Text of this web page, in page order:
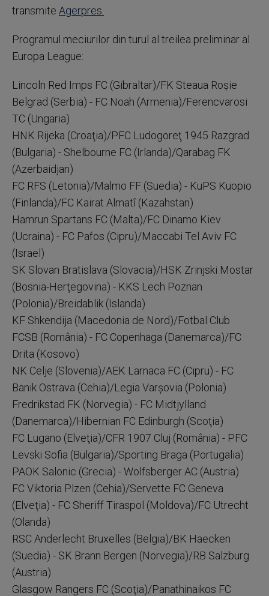
transmite Agerpres.
Programul meciurilor din turul al treilea preliminar al
Europa League:
Lincoln Red Imps FC (Gibraltar)/FK Steaua Roşie
Belgrad (Serbia) - FC Noah (Armenia)/Ferencvarosi
TC (Ungaria)
HNK Rijeka (Croaţia)/PFC Ludogoreţ 1945 Razgrad
(Bulgaria) - Shelbourne FC (Irlanda)/Qarabag FK
(Azerbaidjan)
FC RFS (Letonia)/Malmo FF (Suedia) - KuPS Kuopio
(Finlanda)/FC Kairat Almatî (Kazahstan)
Hamrun Spartans FC (Malta)/FC Dinamo Kiev
(Ucraina) - FC Pafos (Cipru)/Maccabi Tel Aviv FC
(Israel)
SK Slovan Bratislava (Slovacia)/HSK Zrinjski Mostar
(Bosnia-Herţegovina) - KKS Lech Poznan
(Polonia)/Breidablik (Islanda)
KF Shkendija (Macedonia de Nord)/Fotbal Club
FCSB (România) - FC Copenhaga (Danemarca)/FC
Drita (Kosovo)
NK Celje (Slovenia)/AEK Larnaca FC (Cipru) - FC
Banik Ostrava (Cehia)/Legia Varşovia (Polonia)
Fredrikstad FK (Norvegia) - FC Midtjylland
(Danemarca)/Hibernian FC Edinburgh (Scoţia)
FC Lugano (Elveţia)/CFR 1907 Cluj (România) - PFC
Levski Sofia (Bulgaria)/Sporting Braga (Portugalia)
PAOK Salonic (Grecia) - Wolfsberger AC (Austria)
FC Viktoria Plzen (Cehia)/Servette FC Geneva
(Elveţia) - FC Sheriff Tiraspol (Moldova)/FC Utrecht
(Olanda)
RSC Anderlecht Bruxelles (Belgia)/BK Haecken
(Suedia) - SK Brann Bergen (Norvegia)/RB Salzburg
(Austria)
Glasgow Rangers FC (Scoţia)/Panathinaikos FC